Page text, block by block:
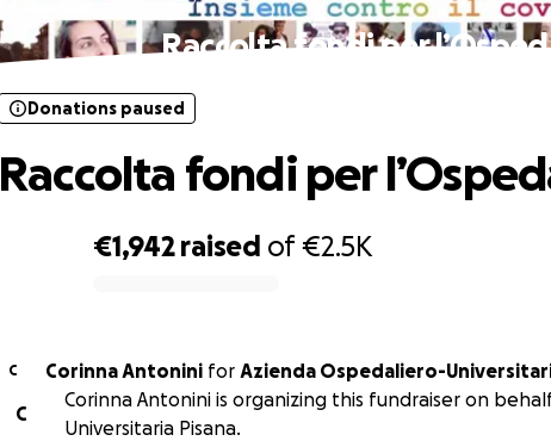
Raccolta fondi per
€1,942 raised of€2.5K
Donations paused
Raccolta fondi per
C Corinna Antonini for Azienda Ospedaliero-
C
Corinna Antonini is organizing this fundraiser on
Universitaria Pisana.